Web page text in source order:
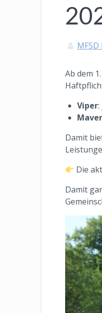
Ab dem
Viper
Damit
Die
Damit